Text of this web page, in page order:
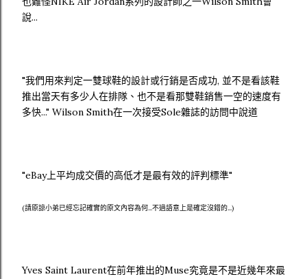
說...
"我們用來判定一雙球鞋的設計或行銷是否成功, 並不是看該鞋
推出當天有多少人在排隊、也不是看那雙鞋銷售一空的速度有
多快..." Wilson Smith在一次接受Sole雜誌的訪問中說道
"eBay上平均成交價的高低才是最有效的評判標準"
(請原諒小弟已經忘記確實的原文內容為何...不過語意上是確定沒錯的...)
Yves Saint Laurent在前年推出的Muse究竟是不是近幾年來最